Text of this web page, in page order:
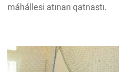
máhállesi atınan qatnastı.